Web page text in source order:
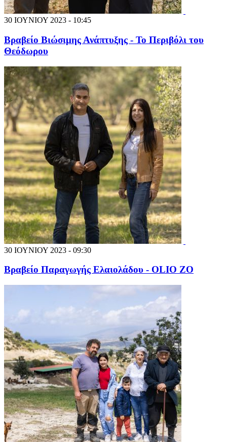
30 ΙΟΥΝΙΟΥ 2023 - 10:45
Βραβείο Βιώσιμης Ανάπτυξης - Το Περιβόλι του
Θεόδωρου
30 ΙΟΥΝΙΟΥ 2023 - 09:30
Βραβείο Παραγωγής Ελαιολάδου - OLIO ZO